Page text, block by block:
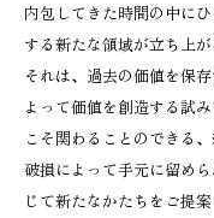
内包してきた時間の中に
する新たな領域が立ち上が
それは、過去の価値を保
よって価値を創造する試
こそ関わることのできる
破損によって手元に留め
じて新たなかたちをご提